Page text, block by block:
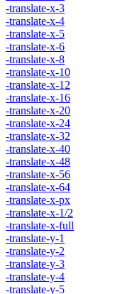
-translate-x-3
-translate-x-4
-translate-x-5
-translate-x-6
-translate-x-8
-translate-x-10
-translate-x-12
-translate-x-16
-translate-x-20
-translate-x-24
-translate-x-32
-translate-x-40
-translate-x-48
-translate-x-56
-translate-x-64
-translate-x-px
-translate-x-1/2
-translate-x-full
-translate-y-1
-translate-y-2
-translate-y-3
-translate-y-4
-translate-y-5